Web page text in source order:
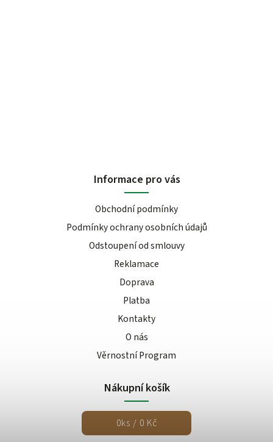
Informace pro vás
Obchodní podmínky
Podmínky ochrany osobních údajů
Odstoupení od smlouvy
Reklamace
Doprava
Platba
Kontakty
O nás
Věrnostní Program
Nákupní košík
0ks / 0 Kč